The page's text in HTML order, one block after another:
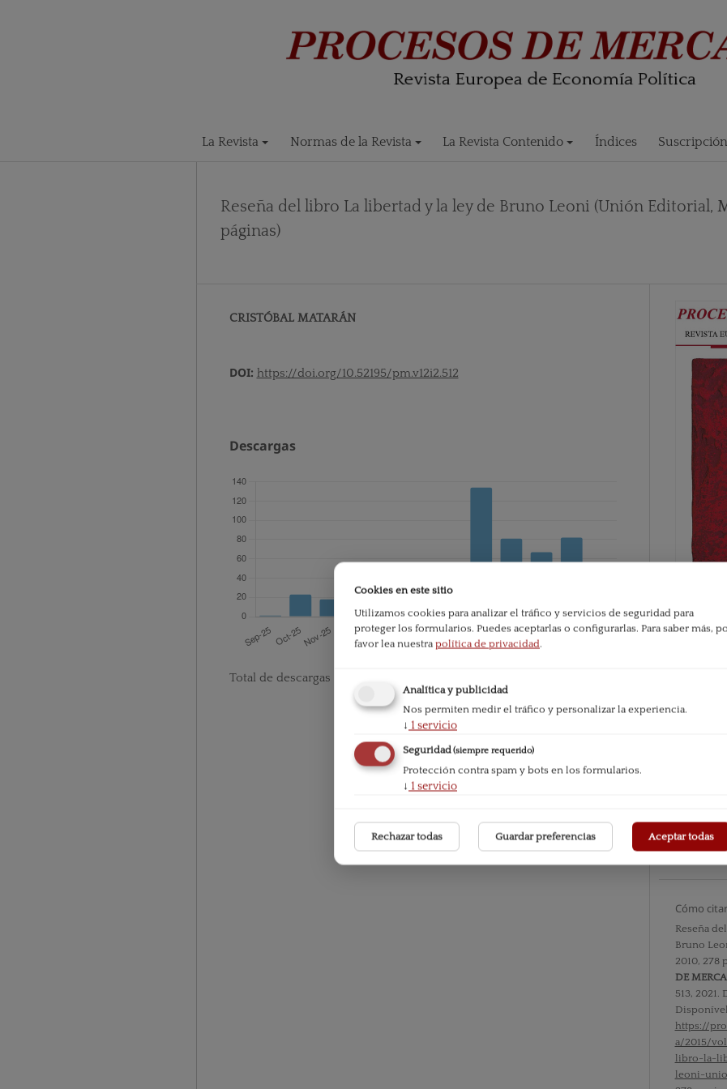
La Revista Normas de la Revista La Revista Contenido Índices Suscripción
Reseña del libro La libertad y la ley de Bruno Leoni (Unión Editorial,
páginas)
CRISTÓBAL MATARÁN
DOI: https://doi.org/10.52195/pm.v12i2.512
Descargas
Total de descargas desde la publicación:
Publicado
Vol. XII
Sección
Reseñas
Cómo citar
Reseña
Bruno
2010, 278
DE
513, 2021.
https://
a/2015/
libro-la-
leoni-
Cookies en este sitio
Utilizamos cookies para analizar el tráfico y servicios de seguridad para
proteger los formularios. Puedes aceptarlas o configurarlas. Para saber más,
favor lea nuestra política de privacidad.
Analítica y publicidad
Nos permiten medir el tráfico y personalizar la experiencia.
↓ 1 servicio
Seguridad(siempre requerido)
Protección contra spam y bots en los formularios.
↓ 1 servicio
Rechazar todas Guardar preferencias Aceptar todas